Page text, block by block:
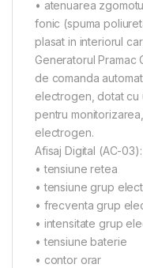
• atenuarea
fonic (spuma
plasat in interiorul
Generatorul Pramac
de comanda
electrogen, dotat cu
pentru
electrogen.
Afisaj Digital (AC-03):
• tensiune retea
• tensiune grup
• frecventa grup
• intensitate grup
• tensiune baterie
• contor orar